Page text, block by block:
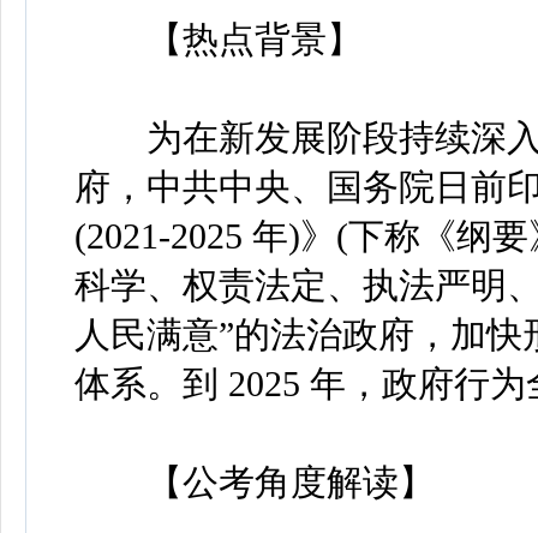
【热点背景】
为在新发展阶段持续深入
府，中共中央、国务院日前
(2021-2025 年)》(下称《纲
科学、权责法定、执法严明
人民满意”的法治政府，加
体系。到 2025 年，政府行
【公考角度解读】